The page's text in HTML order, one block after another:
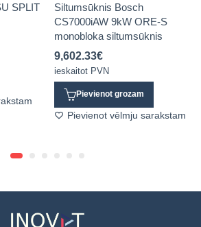
SPLIT
Siltumsūknis Bosch
CS7000iAW 9kW ORE-S
monobloka siltumsūknis
9,602.33€
ieskaitot PVN
Pievienot grozam
Pievienot vēlmju sarakstam